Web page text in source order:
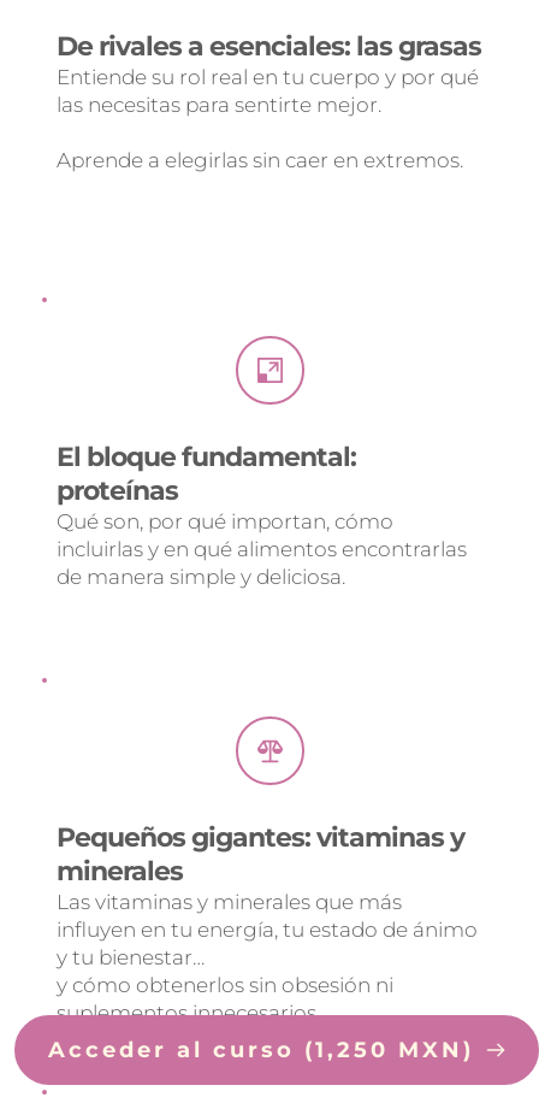
De rivales a esenciales: las grasas
Entiende su rol real en tu cuerpo y por qué
las necesitas para sentirte mejor.
Aprende a elegirlas sin caer en extremos.
El bloque fundamental:
proteínas
Qué son, por qué importan, cómo
incluirlas y en qué alimentos encontrarlas
de manera simple y deliciosa.
Pequeños gigantes: vitaminas y
minerales
Las vitaminas y minerales que más
influyen en tu energía, tu estado de ánimo
y tu bienestar…
y cómo obtenerlos sin obsesión ni
suplementos innecesarios.
Acceder al curso (1,250 MXN)